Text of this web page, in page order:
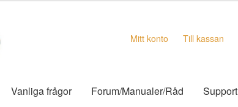
Mitt konto Till kassan
Vanliga frågor Forum/Manualer/Råd Support